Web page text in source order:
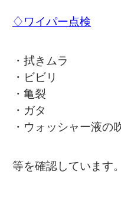
♢ワイパー点検
・拭きムラ
・ビビリ
・亀裂
・ガタ
・ウォッシャー液の
等を確認しています。